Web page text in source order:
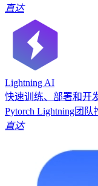
直达
Lightning AI
快速训练、部署和开
Pytorch Lightning团队
直达